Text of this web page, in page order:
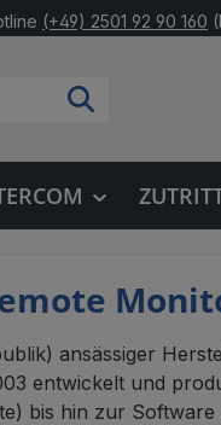
(+49) 2501 92 90 160
ansässiger
entwickelt und
bis hin zur